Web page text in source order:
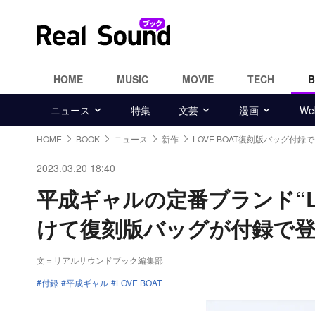
HOME MUSIC MOVIE TECH
ニュース 特集 文芸 漫画
HOME BOOK ニュース 新作 LOVE BOAT復刻版バッグ付録
2023.03.20 18:40
平成ギャルの定番ブランド
けて復刻版バッグが付録で
文＝リアルサウンドブック編集部
付録
平成ギャル LOVE BOAT